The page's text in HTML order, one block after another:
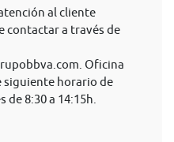
al cliente
contactar a través de
. Oficina
siguiente horario de
8:30 a 14:15h.